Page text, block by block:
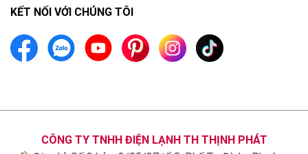
KẾT NỐI VỚI CHÚNG TÔI
CÔNG TY TNHH ĐIỆN LẠNH TH THỊNH PHÁT